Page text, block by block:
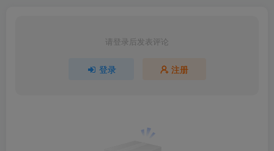
请登录后发表评论
登录 注册